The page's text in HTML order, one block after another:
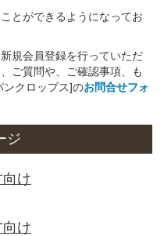
とができるようになってお
規会員登録を行っていただ
ご質問や、ご確認事項、も
ンクロップス]のお問合せフォ
ジ
向け
け